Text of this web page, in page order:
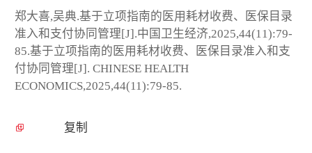
郑大喜,吴典.基于立项指南的医用耗材收费、医保目录
准入和支付协同管理[J].中国卫生经济,2025,44(11):79-
85.基于立项指南的医用耗材收费、医保目录准入和支
付协同管理[J]. CHINESE HEALTH
ECONOMICS,2025,44(11):79-85.
复制